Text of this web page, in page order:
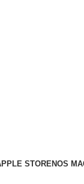
STORENOS